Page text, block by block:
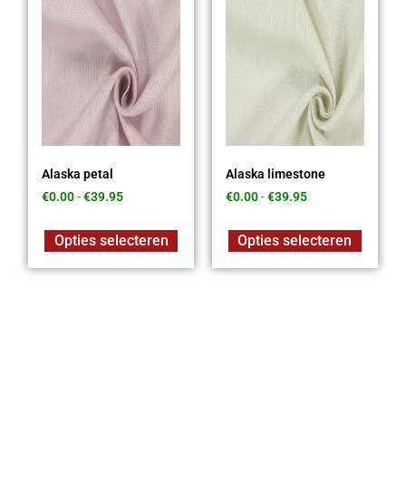
Alaska petal
€0.00 - €39.95
Opties selecteren
Alaska limestone
€0.00-€39.95
Opties selecteren